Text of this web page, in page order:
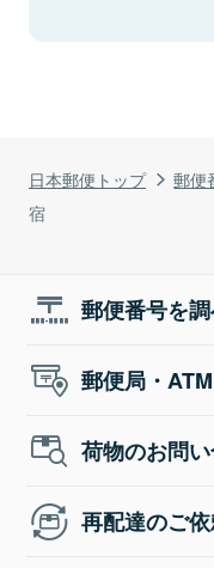
日本郵便トップ 郵便
宿
郵便番号を
郵便局・
荷物のお問
再配達のご